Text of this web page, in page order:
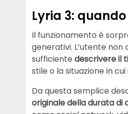
Lyria 3:
Il funzionamento è
generativi. L’utente
sufficiente descrivere il
stile o la situazione in
Da questa semplice
originale della durata di